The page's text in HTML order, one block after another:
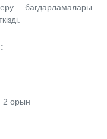
бағдарламалары
2 орын